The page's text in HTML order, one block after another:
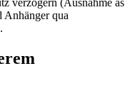
verzögern (Ausnahme as
qua